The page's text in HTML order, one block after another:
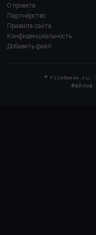
О проекте
Партнёрство
Правила сайта
Конфиденциальность
Добавить файл
© FileGames.ru,